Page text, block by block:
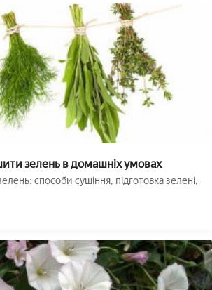
зелень в домашніх умовах
способи сушіння, підготовка зелені,